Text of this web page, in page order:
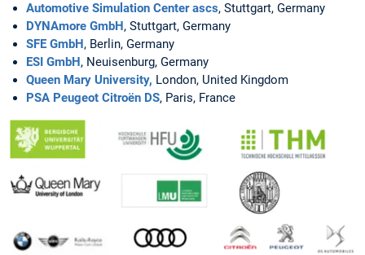
Automotive Simulation Center ascs, Stuttgart, Germany
DYNAmore GmbH , Stuttgart, Germany
SFE GmbH , Berlin, Germany
ESI GmbH , Neuisenburg, Germany
Queen Mary University, London, United Kingdom
PSA Peugeot Citroën DS, Paris, France